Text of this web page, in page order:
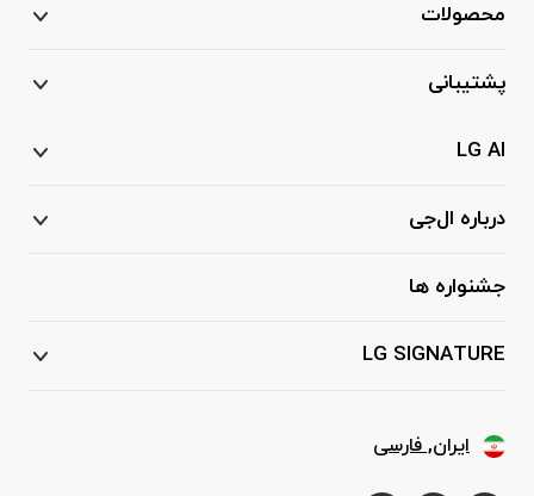
محصولات
پشتیبانی
LG AI
درباره ال‌جی
جشنواره ها
LG SIGNATURE
ایران, فارسی